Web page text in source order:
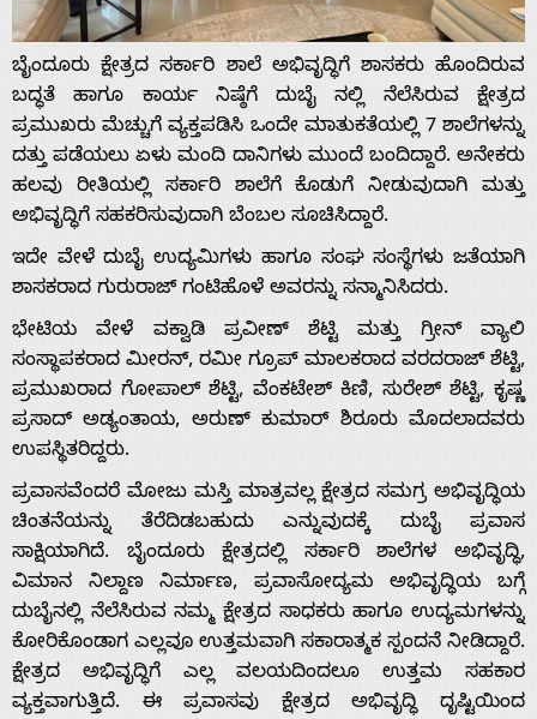
ಬೈಂದೂರು ಕ್ಷೇತ್ರದ ಸರ್ಕಾರಿ ಶಾಲೆ ಅಭಿವೃದ್ಧಿಗೆ ಶಾಸಕರು ಹೊಂದಿರುವ
ಬದ್ಧತೆ ಹಾಗೂ ಕಾರ್ಯ ನಿಷ್ಠೆಗೆ ದುಬೈ ನಲ್ಲಿ ನೆಲೆಸಿರುವ ಕ್ಷೇತ್ರದ
ಪ್ರಮುಖರು ಮೆಚ್ಚುಗೆ ವ್ಯಕ್ತಪಡಿಸಿ ಒಂದೇ ಮಾತುಕತೆಯಲ್ಲಿ 7 ಶಾಲೆಗಳನ್ನು
ದತ್ತು ಪಡೆಯಲು ಏಳು ಮಂದಿ ದಾನಿಗಳು‌ ಮುಂದೆ ಬಂದಿದ್ದಾರೆ. ಅನೇಕರು
ಹಲವು ರೀತಿಯಲ್ಲಿ ಸರ್ಕಾರಿ ಶಾಲೆಗೆ ಕೊಡುಗೆ ನೀಡುವುದಾಗಿ ಮತ್ತು
ಅಭಿವೃದ್ಧಿಗೆ ಸಹಕರಿಸುವುದಾಗಿ ಬೆಂಬಲ ಸೂಚಿಸಿದ್ದಾರೆ.
ಇದೇ ವೇಳೆ ದುಬೈ ಉದ್ಯಮಿಗಳು ಹಾಗೂ ಸಂಘ ಸಂಸ್ಥೆಗಳು ಜತೆಯಾಗಿ
ಶಾಸಕರಾದ ಗುರುರಾಜ್ ಗಂಟಿಹೊಳೆ ಅವರನ್ನು ಸನ್ಮಾನಿಸಿದರು.
ಭೇಟಿಯ ವೇಳೆ ವಕ್ವಾಡಿ ಪ್ರವೀಣ್ ಶೆಟ್ಟಿ ಮತ್ತು ಗ್ರೀನ್ ವ್ಯಾಲಿ
ಸಂಸ್ಥಾಪಕರಾದ ಮೀರನ್, ರಮೀ ಗ್ರೂಪ್ ಮಾಲಕರಾದ ವರದರಾಜ್ ಶೆಟ್ಟಿ,
ಪ್ರಮುಖರಾದ ಗೋಪಾಲ್ ಶೆಟ್ಟಿ, ವೆಂಕಟೇಶ್ ಕಿಣಿ, ಸುರೇಶ್ ಶೆಟ್ಟಿ, ಕೃಷ್ಣ
ಪ್ರಸಾದ್ ಅಡ್ಯಂತಾಯ, ಅರುಣ್ ಕುಮಾರ್ ಶಿರೂರು ಮೊದಲಾದವರು
ಉಪಸ್ಥಿತರಿದ್ದರು.
ಪ್ರವಾಸವೆಂದರೆ ಮೋಜು ಮಸ್ತಿ‌ ಮಾತ್ರವಲ್ಲ ಕ್ಷೇತ್ರದ ಸಮಗ್ರ ಅಭಿವೃದ್ಧಿಯ
ಚಿಂತನೆಯನ್ನು ತೆರೆದಿಡಬಹುದು ಎನ್ನುವುದಕ್ಕೆ ದುಬೈ ಪ್ರವಾಸ
ಸಾಕ್ಷಿಯಾಗಿದೆ. ಬೈಂದೂರು ‌ಕ್ಷೇತ್ರದಲ್ಲಿ ಸರ್ಕಾರಿ ಶಾಲೆಗಳ ಅಭಿವೃದ್ಧಿ,
ವಿಮಾನ ನಿಲ್ದಾಣ ನಿರ್ಮಾಣ, ಪ್ರವಾಸೋದ್ಯಮ ಅಭಿವೃದ್ಧಿಯ ಬಗ್ಗೆ
ದುಬೈನಲ್ಲಿ ನೆಲೆಸಿರುವ ನಮ್ಮ ಕ್ಷೇತ್ರದ ಸಾಧಕರು ಹಾಗೂ ಉದ್ಯಮಗಳನ್ನು
ಕೋರಿಕೊಂಡಾಗ ಎಲ್ಲವೂ ಉತ್ತಮವಾಗಿ ಸಕಾರಾತ್ಮಕ ಸ್ಪಂದನೆ ನೀಡಿದ್ದಾರೆ.
ಕ್ಷೇತ್ರದ ಅಭಿವೃದ್ಧಿಗೆ ಎಲ್ಲ ವಲಯದಿಂದಲೂ ಉತ್ತಮ ಸಹಕಾರ
ವ್ಯಕ್ತವಾಗುತ್ತಿದೆ. ಈ ಪ್ರವಾಸವು ಕ್ಷೇತ್ರದ ಅಭಿವೃದ್ಧಿ ದೃಷ್ಟಿಯಿಂದ